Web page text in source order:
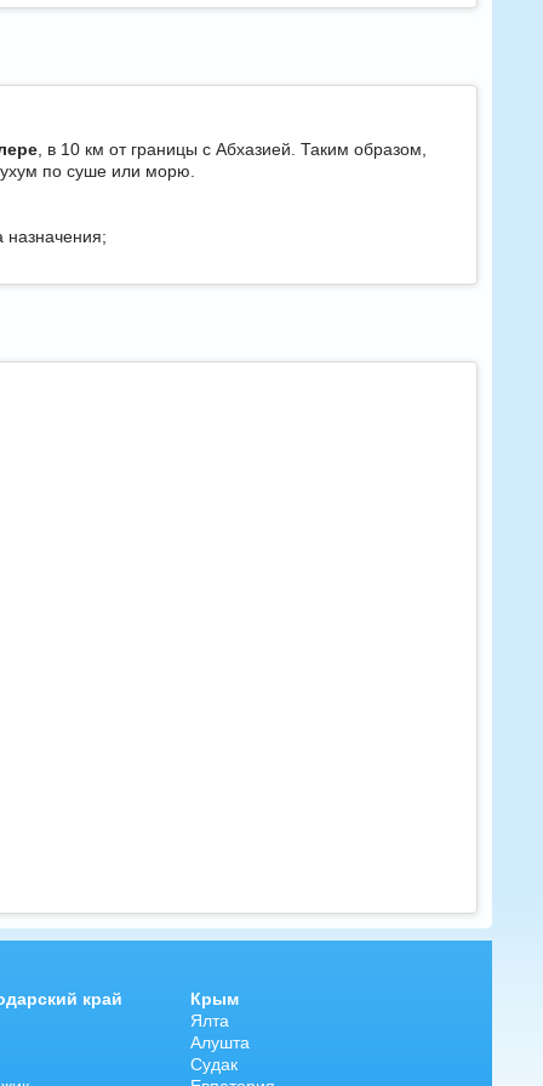
, в 10 км от границы с Абхазией. Таким образом,
по суше или морю.
назначения;
край
Крым
Ялта
Алушта
Судак